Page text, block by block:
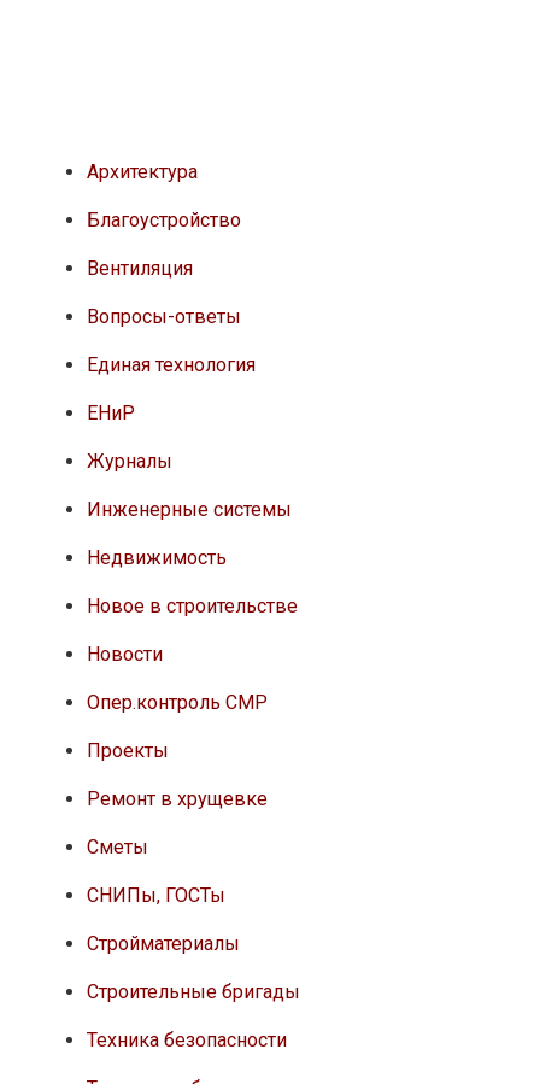
Архитектура
Благоустройство
Вентиляция
Вопросы-ответы
Единая технология
ЕНиР
Журналы
Инженерные системы
Недвижимость
Новое в строительстве
Новости
Опер.контроль СМР
Проекты
Ремонт в хрущевке
Сметы
СНИПы, ГОСТы
Стройматериалы
Строительные бригады
Техника безопасности